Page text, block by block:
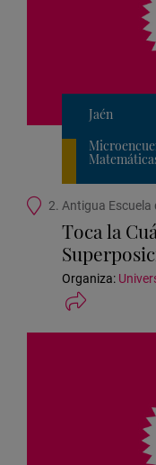
Jaén
Ubicación
actividad
2. Antigua
Toca la
Organiza: